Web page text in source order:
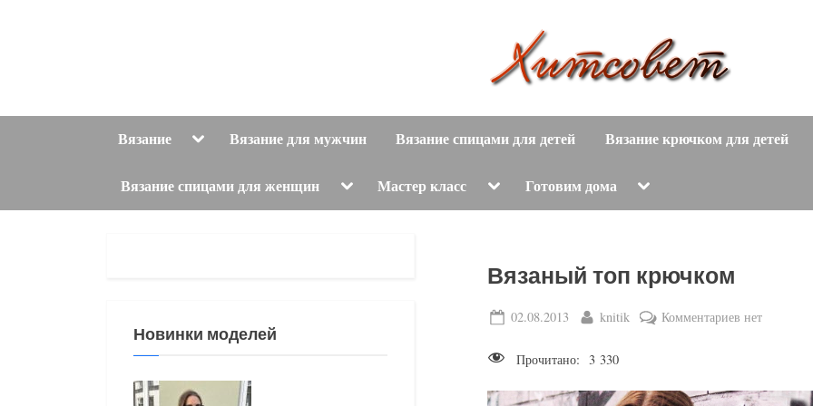
и
т
о
в
е
т
вязание
с
описанием
и
Вязание ToggleВязание для мужчин Вязание спицами для детей Вязание крючком для детей
Вязание спицами для женщин Toggle
menu
Мастер класс Toggle
menu
Готовим дома Toggle
menu
Вязаный топ крючком
Posted
02.08.2013 By
knitik Комментариев кнет
Прочитано: 3 330
Новинки моделей